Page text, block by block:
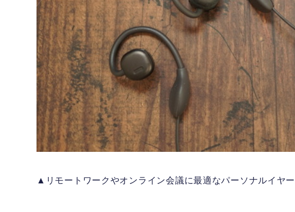
▲リモートワークやオンライン会議に最適なパーソナルイヤ